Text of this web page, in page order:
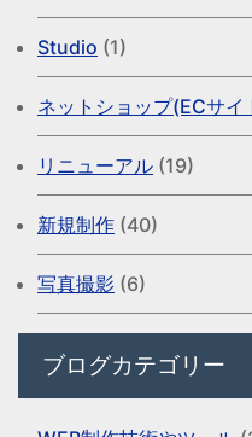
Studio (1)
ネットショップ(ECサイ
リニューアル (19)
新規制作 (40)
写真撮影 (6)
ブログカテゴリー